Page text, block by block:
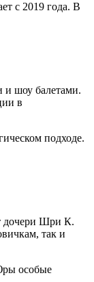
с 2019 года. В
и шоу балетами.
в
подходе.
дочери Шри К.
так и
особые